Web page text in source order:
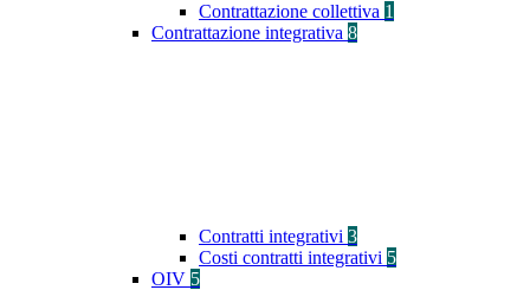
Contrattazione collettiva 1
Contrattazione integrativa 8
Contratti integrativi 3
Costi contratti integrativi 5
OIV 5